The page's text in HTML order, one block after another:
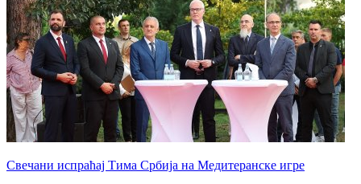
Свечани испраћај Тима Србија на Медитеранске игре